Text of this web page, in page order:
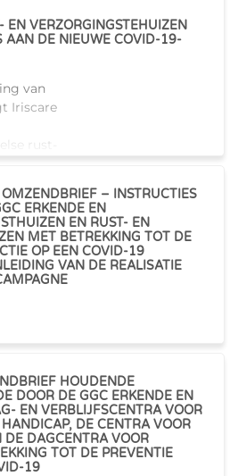
EN VERZORGINGSTEHUIZEN
AAN DE NIEUWE COVID-19-
van
Iriscare
rust-
m
– INSTRUCTIES
ERKENDE EN
EN RUST- EN
MET BETREKKING TOT DE
OP EEN COVID-19
VAN DE REALISATIE
HOUDENDE
DOOR DE GGC ERKENDE EN
EN VERBLIJFSCENTRA VOOR
DE CENTRA VOOR
DE DAGCENTRA VOOR
TOT DE PREVENTIE
19